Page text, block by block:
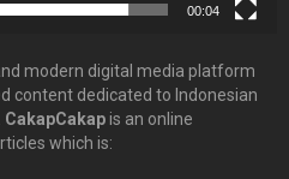
00:04
modern digital media platform
content dedicated to Indonesian
CakapCakapis an online
which is: